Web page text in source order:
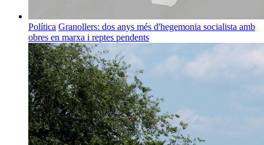
Política Granollers: dos anys més d'hegemonia socialista amb
obres en marxa i reptes pendents